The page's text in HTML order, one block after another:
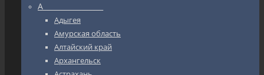
А_________________
Адыгея
Амурская область
Алтайский край
Архангельск